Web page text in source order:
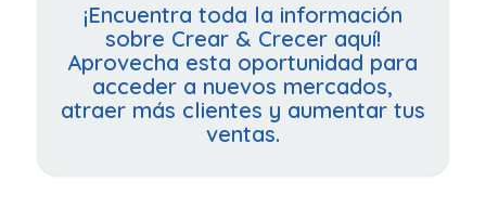
¡Encuentra toda la información
sobre Crear & Crecer aquí!
Aprovecha esta oportunidad para
acceder a nuevos mercados,
atraer más clientes y aumentar tus
ventas.